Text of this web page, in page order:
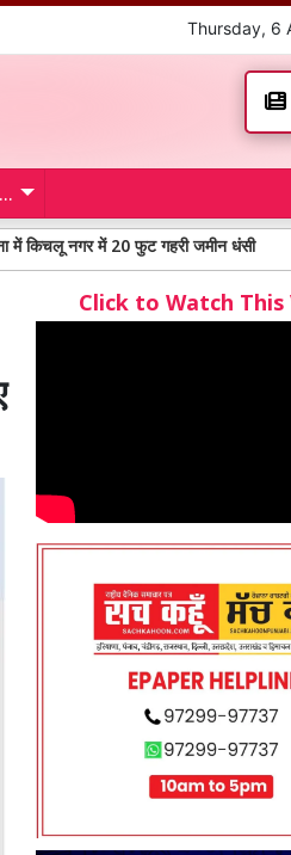
Thursday, 6
में 20 फुट गहरी जमीन धंसी पंजाब में
Click to Watch This